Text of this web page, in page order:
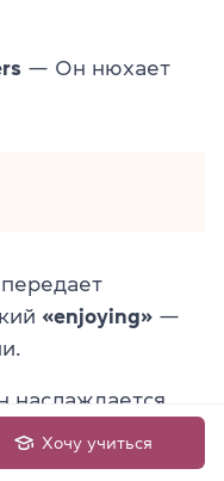
— Он нюхает
передает
«enjoying» —
наслаждается
Хочу учиться